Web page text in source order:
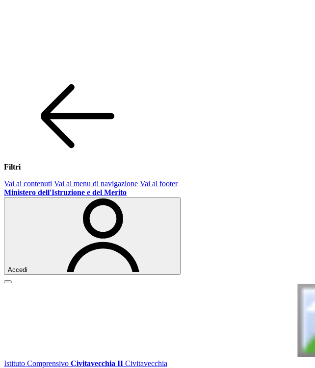
Filtri
Vai ai contenuti Vai al menu di navigazione Vai al footer
Ministero dell'Istruzione e del Merito
Accedi
Istituto Comprensivo Civitavecchia II Civitavecchia